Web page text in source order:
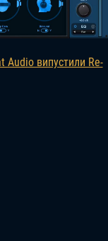
Audio випустили Re-